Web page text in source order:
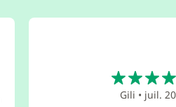
Gili • juil.